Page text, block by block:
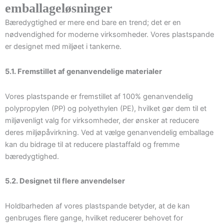
emballageløsninger
Bæredygtighed er mere end bare en trend; det er en
nødvendighed for moderne virksomheder. Vores plastspande
er designet med miljøet i tankerne.
5.1. Fremstillet af genanvendelige materialer
Vores plastspande er fremstillet af 100% genanvendelig
polypropylen (PP) og polyethylen (PE), hvilket gør dem til et
miljøvenligt valg for virksomheder, der ønsker at reducere
deres miljøpåvirkning. Ved at vælge genanvendelig emballage
kan du bidrage til at reducere plastaffald og fremme
bæredygtighed.
5.2. Designet til flere anvendelser
Holdbarheden af vores plastspande betyder, at de kan
genbruges flere gange, hvilket reducerer behovet for